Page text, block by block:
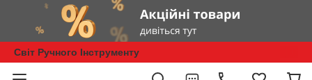
Світ Ручного Інструменту